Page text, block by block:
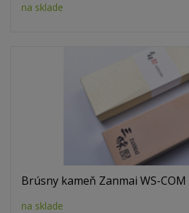
na sklade
Brúsny kameň Zanmai WS-
na sklade